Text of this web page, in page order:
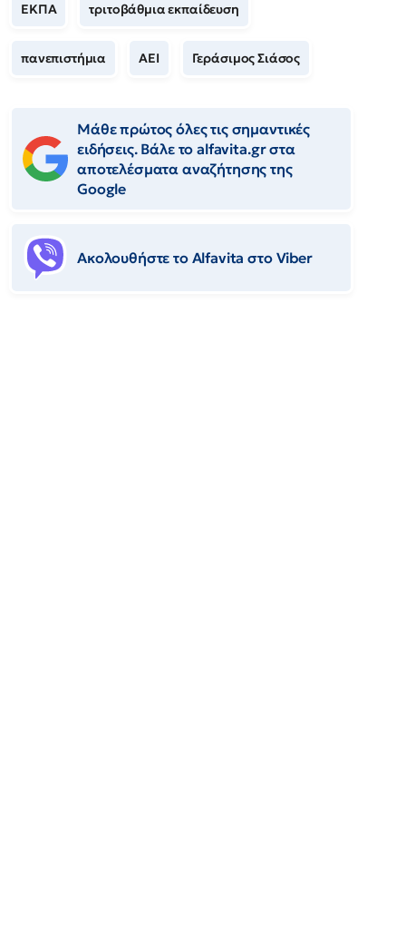
ΕΚΠΑ τριτοβάθμια εκπαίδευση
πανεπιστήμια ΑΕΙ Γεράσιμος Σιάσος
Μάθε πρώτος όλες τις σημαντικές
ειδήσεις. Βάλε το alfavita.gr στα
αποτελέσματα αναζήτησης της
Google
Ακολουθήστε το Αlfavita στο Viber